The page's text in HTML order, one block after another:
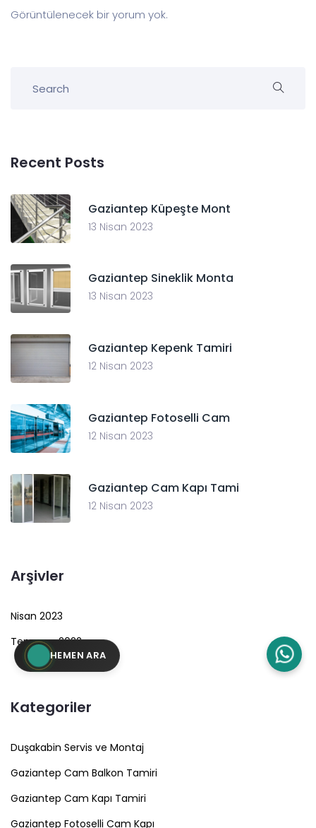
Görüntülenecek bir yorum yok.
Recent Posts
Gaziantep Küpeşte Mont
13 Nisan 2023
Gaziantep Sineklik Monta
13 Nisan 2023
Gaziantep Kepenk Tamiri
12 Nisan 2023
Gaziantep Fotoselli Cam
12 Nisan 2023
Gaziantep Cam Kapı Tami
12 Nisan 2023
Arşivler
Nisan 2023
Temmuz 2022
Kategoriler
Duşakabin Servis ve Montaj
Gaziantep Cam Balkon Tamiri
Gaziantep Cam Kapı Tamiri
Gaziantep Fotoselli Cam Kapı
HEMEN ARA